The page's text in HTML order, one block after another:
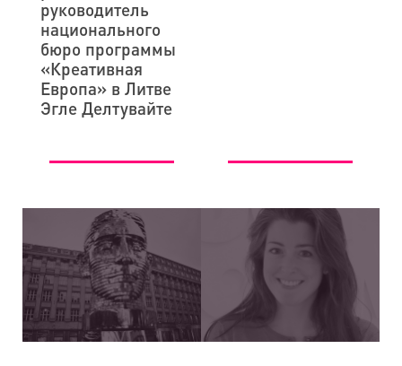
руководитель
национального
бюро программы
«Креативная
Европа» в Литве
Эгле Делтувайте